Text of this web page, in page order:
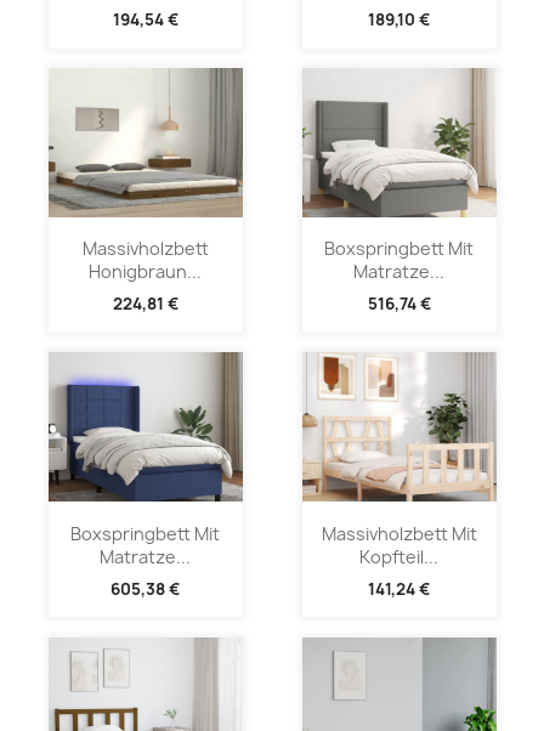
194,54 € 189,10 €
Massivholzbett
Honigbraun...
224,81 €
Boxspringbett Mit
Matratze...
516,74 €
Boxspringbett Mit
Matratze...
605,38 €
Massivholzbett Mit
Kopfteil...
141,24 €